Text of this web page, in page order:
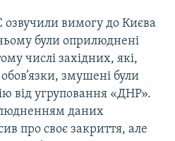
вимогу до Києва
були оприлюднені
числі західних, які,
змушені були
від угруповання «ДНР».
даних
про своє закриття, але